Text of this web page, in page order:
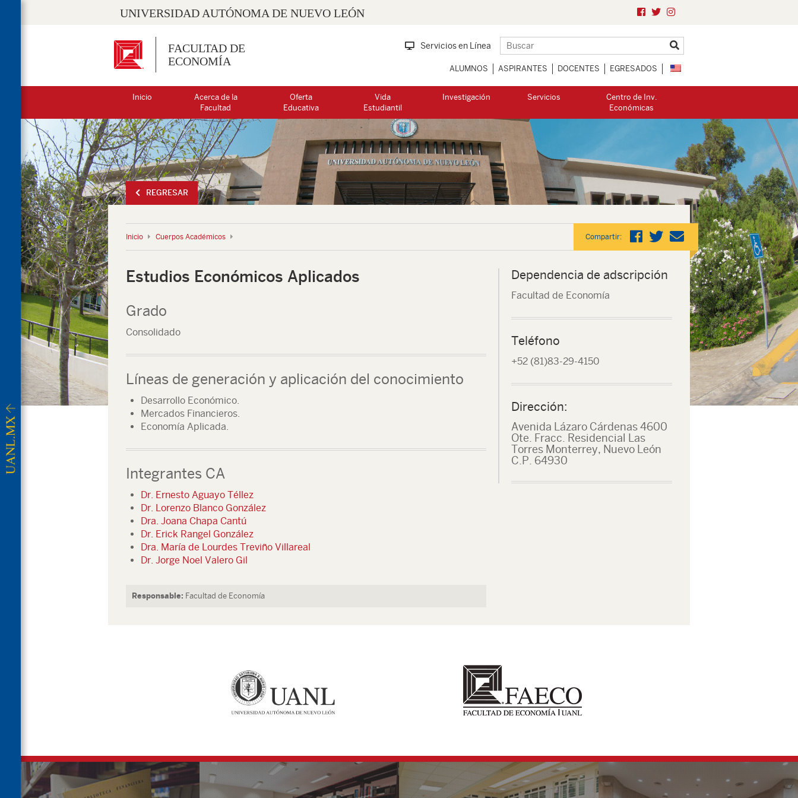
UNIVERSIDAD AUTÓNOMA DE NUEVO LEÓN
FACULTAD DE
ECONOMÍA
Servicios en Línea
ALUMNOS ASPIRANTES DOCENTES EGRESADOS
Inicio
Acerca de la
Facultad
Oferta
Educativa
Vida
Estudiantil
Investigación Servicios
Centro de Inv.
Económicas
REGRESAR
Inicio Cuerpos Académicos Compartir:
Estudios Económicos Aplicados
Grado
Consolidado
Líneas de generación y aplicación del conocimiento
Desarrollo Económico.
Mercados Financieros.
Economía Aplicada.
Integrantes CA
Dr. Ernesto Aguayo Téllez
Dr. Lorenzo Blanco González
Dra. Joana Chapa Cantú
Dr. Erick Rangel González
Dra. María de Lourdes Treviño Villareal
Dr. Jorge Noel Valero Gil
Responsable: Facultad de Economía
Dependencia de adscripción
Facultad de Economía
Teléfono
+52 (81)83-29-4150
Dirección:
Avenida Lázaro Cárdenas 4600
Ote. Fracc. Residencial Las
Torres Monterrey, Nuevo León
C.P. 64930